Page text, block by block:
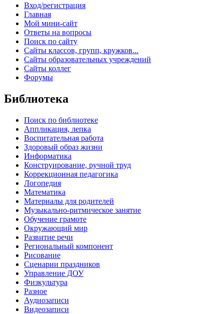
Вход/регистрация
Главная
Мой мини-сайт
Ответы на вопросы
Поиск по сайту
Сайты классов, групп, кружков...
Сайты образовательных учреждений
Сайты коллег
Форумы
Библиотека
Поиск по библиотеке
Аппликация, лепка
Воспитательная работа
Здоровый образ жизни
Информатика
Конструирование, ручной труд
Коррекционная педагогика
Логопедия
Математика
Материалы для родителей
Музыкально-ритмическое занятие
Обучение грамоте
Окружающий мир
Развитие речи
Региональный компонент
Рисование
Сценарии праздников
Управление ДОУ
Физкультура
Разное
Аудиозаписи
Видеозаписи